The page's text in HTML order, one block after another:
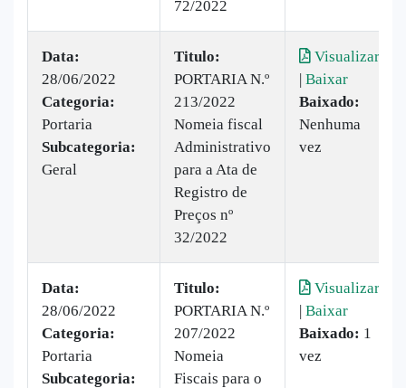
72/2022
Data:
28/06/2022
Categoria:
Portaria
Subcategoria:
Geral
Titulo:
PORTARIA N.º
213/2022
Nomeia fiscal
Administrativo
para a Ata de
Registro de
Preços nº
32/2022
Visualizar
| Baixar
Baixado:
Nenhuma
vez
Data:
28/06/2022
Categoria:
Portaria
Subcategoria:
Titulo:
PORTARIA N.º
207/2022
Nomeia
Fiscais para o
Visualizar
| Baixar
Baixado: 1
vez